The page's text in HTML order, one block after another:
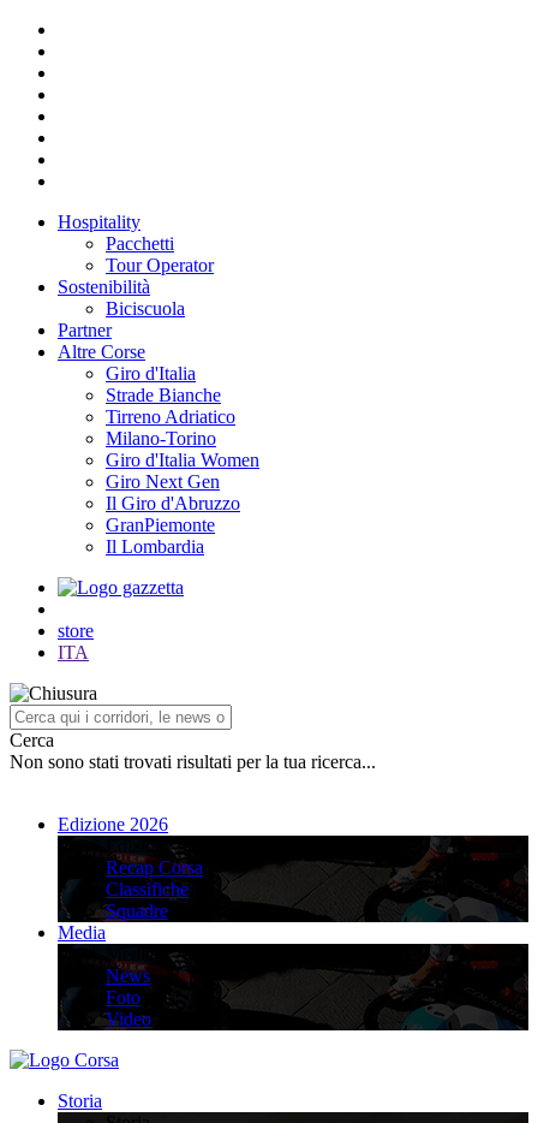
Hospitality
Pacchetti
Tour Operator
Sostenibilità
Biciscuola
Partner
Altre Corse
Giro d'Italia
Strade Bianche
Tirreno Adriatico
Milano-Torino
Giro d'Italia Women
Giro Next Gen
Il Giro d'Abruzzo
GranPiemonte
Il Lombardia
store
ITA
Cerca
Non sono stati trovati risultati per la tua ricerca...
Edizione 2026
Edizione 2026
Recap Corsa
Classifiche
Squadre
Media
Media
News
Foto
Video
Storia